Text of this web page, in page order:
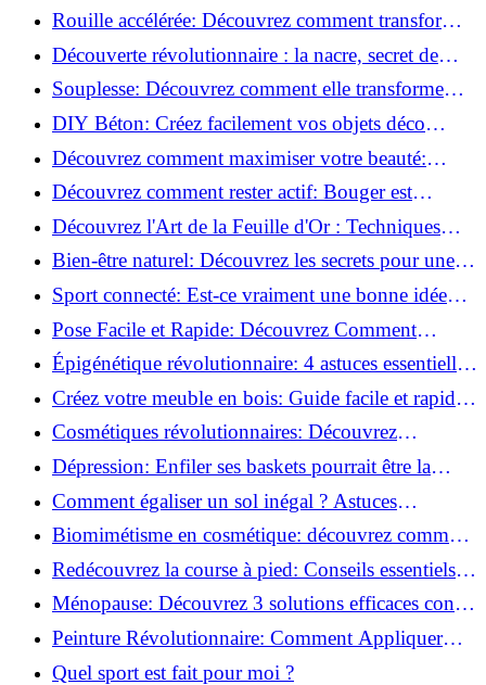
meilleures méthodes!
Rouille accélérée: Découvrez comment transformer
la corrosion en déco tendance!
Découverte révolutionnaire : la nacre, secret de
régénération inouï !
Souplesse: Découvrez comment elle transforme
votre performance sportive!
DIY Béton: Créez facilement vos objets déco
tendance!
Découvrez comment maximiser votre beauté:
Astuces et secrets révélés!
Découvrez comment rester actif: Bouger est
toujours possible!
Découvrez l'Art de la Feuille d'Or : Techniques
Incontournables pour Réussir!
Bien-être naturel: Découvrez les secrets pour une
vie saine!
Sport connecté: Est-ce vraiment une bonne idée
pour vous?
Pose Facile et Rapide: Découvrez Comment
Monter des Carreaux de Béton Cellulaire!
Épigénétique révolutionnaire: 4 astuces essentielles
pour transformer votre bien-être!
Créez votre meuble en bois: Guide facile et rapide
pour débutants!
Cosmétiques révolutionnaires: Découvrez
comment les fermes verticales transforment la
beauté!
Dépression: Enfiler ses baskets pourrait être la
solution!
Comment égaliser un sol inégal ? Astuces
infaillibles pour réussir !
Biomimétisme en cosmétique: découvrez comment
la nature inspire l'avenir des soins beauté!
Redécouvrez la course à pied: Conseils essentiels
pour reprendre!
Ménopause: Découvrez 3 solutions efficaces contre
les bouffées de chaleur!
Peinture Révolutionnaire: Comment Appliquer
Deux Couleurs Sur Une Porte!
Quel sport est fait pour moi ?